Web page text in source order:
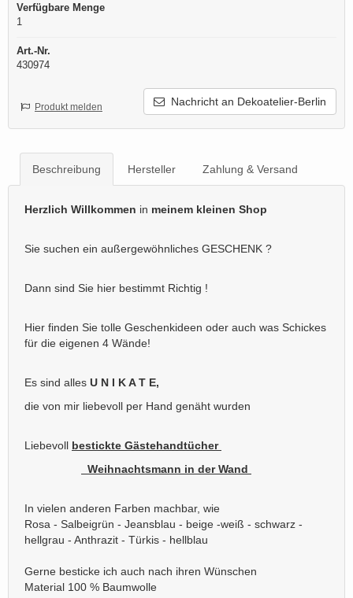
Verfügbare Menge
1
Art.-Nr.
430974
Nachricht an Dekoatelier-Berlin
Produkt melden
Beschreibung Hersteller Zahlung & Versand
Herzlich Willkommen in meinem kleinen Shop
Sie suchen ein außergewöhnliches GESCHENK ?
Dann sind Sie hier bestimmt Richtig !
Hier finden Sie tolle Geschenkideen oder auch was Schickes
für die eigenen 4 Wände!
Es sind alles U N I K A T E,
die von mir liebevoll per Hand genäht wurden
Liebevoll bestickte Gästehandtücher
Weihnachtsmann in der Wand
In vielen anderen Farben machbar, wie
Rosa - Salbeigrün - Jeansblau - beige -weiß - schwarz -
hellgrau - Anthrazit - Türkis - hellblau
Gerne besticke ich auch nach ihren Wünschen
Material 100 % Baumwolle